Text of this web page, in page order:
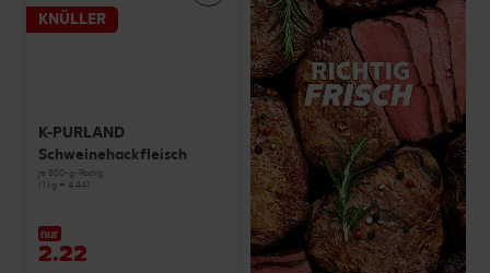
KNÜLLER
K-PURLAND
Schweinehackfleisch
je 500-g-Packg.
(1 kg = 4.44)
nur
2.22